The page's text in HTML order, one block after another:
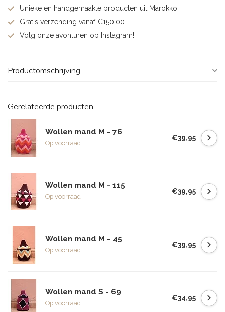
Unieke en handgemaakte producten uit Marokko
Gratis verzending vanaf €150,00
Volg onze avonturen op Instagram!
Productomschrijving
Gerelateerde producten
Wollen mand M - 76
Op voorraad
€39,95
Wollen mand M - 115
Op voorraad
€39,95
Wollen mand M - 45
Op voorraad
€39,95
Wollen mand S - 69
Op voorraad
€34,95